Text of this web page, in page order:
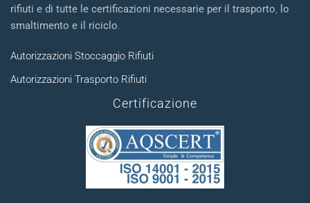
rifiuti e di tutte le certificazioni necessarie per il trasporto
lo
smaltimento e il riciclo
Autorizzazioni Stoccaggio Rifiuti
Autorizzazioni Trasporto Rifiuti
Certificazione